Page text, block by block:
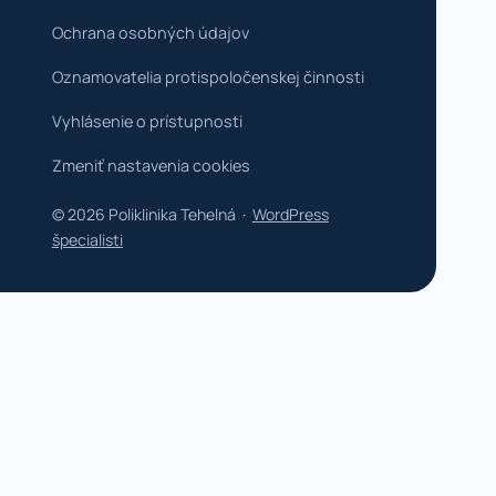
Ochrana osobných údajov
Oznamovatelia protispoločenskej činnosti
Vyhlásenie o prístupnosti
Zmeniť nastavenia cookies
© 2026 Poliklinika Tehelná · WordPress
špecialisti